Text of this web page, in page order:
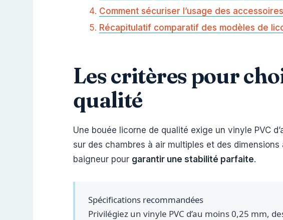
Comment sécuriser l’usage des
Récapitulatif comparatif des modèles de
Les critères pour
qualité
Une bouée licorne de qualité exige un vinyle PVC
sur des chambres à air multiples et des
baigneur pour garantir une stabilité parfaite.
Spécifications recommandées
Privilégiez un vinyle PVC d’au moins 0,25 mm,